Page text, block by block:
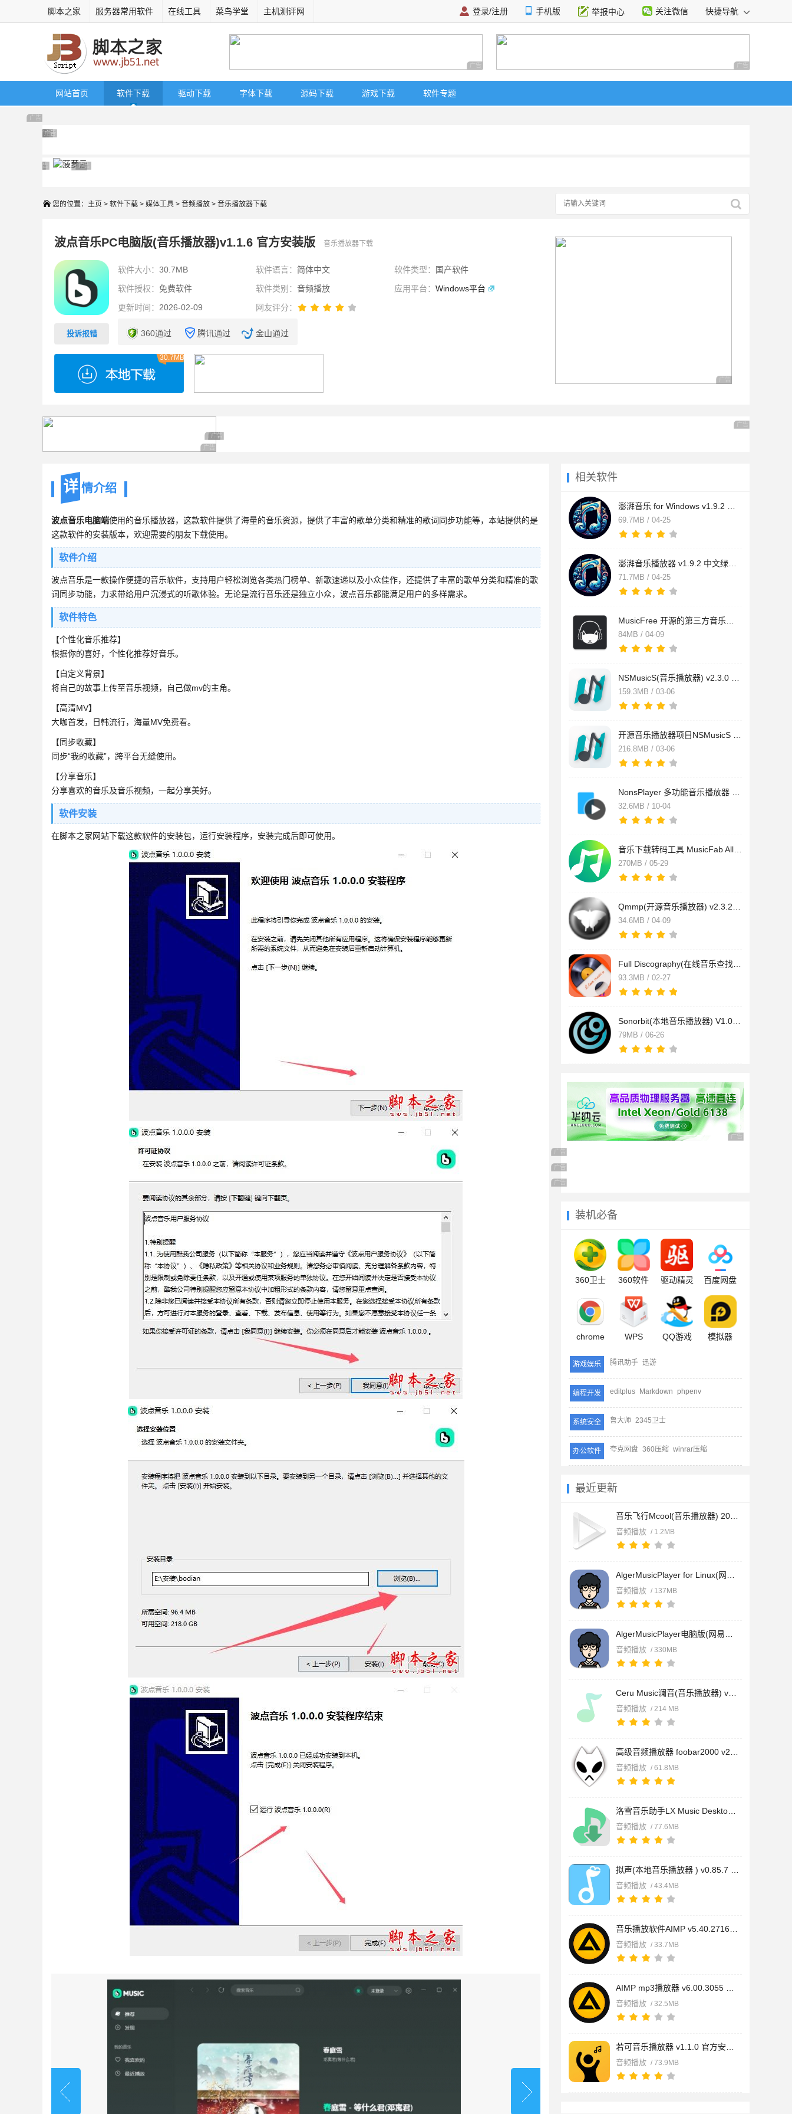
脚本之家 服务器常用软件 在线工具 菜鸟学堂 主机测评网 登录/注册 手机版 举报中心 关注微信 快捷导航
广告 商业广告，理性选择 广告 商业广告，理
网站首页 软件下载 驱动下载 字体下载 源码下载 游戏下载 软件专题
广告 商业广告，理性选择
广告 商业广告，理性选择
广告 商业广告，理性选择
广告 商业广告，理性选择
广告 商业广告，理性选择
广告 商业广告，理性选择
广告 商业广告，理性选择
广告 商业广告，理性选择
广告 商业广告，理性选择广告 商业广告，理性选择
广告 商业广告，理性选择
您的位置： 主页 > 软件下载 > 媒体工具 > 音频播放 > 音乐播放器下载
波点音乐PC电脑版(音乐播放器)v1.1.6 官方安装版 音乐播放器下载
投诉报错
软件大小： 30.7MB 软件语言： 简体中文 软件类型：
国产软件
软件授权： 免费软件 软件类别：音频播放 应用平台： Windows平台
更新时间： 2026-02-09 网友评分：
360通过 腾讯通过 金山通过
30.7MB
广告 商业广告，理性选择
广告 商业广告，理性选择
广告 商业广告，理性选择
广告 商业广告，理性选择
广告 商业广告，理
相关软件
69.7MB / 04-25
71.7MB / 04-25
84MB / 04-09
159.3MB / 03-06
216.8MB / 03-06
32.6MB / 10-04
270MB / 05-29
34.6MB / 04-09
93.3MB / 02-27
79MB / 06-26
广告 商业广告，理性
广告 商业广告，理性选择
广告 商业广告，理性选择
广告 商业广告，理性选择
装机必备
360卫士 360软件 驱动精灵 百度网盘
chrome WPS QQ游戏 模拟器
游戏娱乐 腾讯助手 迅游
编程开发 editplus Markdown phpenv
系统安全 鲁大师 2345卫士
办公软件 夸克网盘 360压缩 winrar压缩
最近更新
音频播放 / 1.2MB
音频播放 / 137MB
音频播放 / 330MB
音频播放 / 214 MB
音频播放 / 61.8MB
音频播放 / 77.6MB
音频播放 / 43.4MB
音频播放 / 33.7MB
音频播放 / 32.5MB
音频播放 / 73.9MB
详 情介绍
波点音乐电脑端使用的音乐播放器，这款软件提供了海量的音乐资源，提供了丰富的歌单分类和精准的歌词同步功能等，本站提供的是
这款软件的安装版本，欢迎需要的朋友下载使用。
软件介绍
波点音乐是一款操作便捷的音乐软件，支持用户轻松浏览各类热门榜单、新歌速递以及小众佳作，还提供了丰富的歌单分类和精准的歌
词同步功能，力求带给用户沉浸式的听歌体验。无论是流行音乐还是独立小众，波点音乐都能满足用户的多样需求。
软件特色
【个性化音乐推荐】
根据你的喜好，个性化推荐好音乐。
【自定义背景】
将自己的故事上传至音乐视频，自己做mv的主角。
【高清MV】
大咖首发，日韩流行，海量MV免费看。
【同步收藏】
同步“我的收藏”，跨平台无缝使用。
【分享音乐】
分享喜欢的音乐及音乐视频，一起分享美好。
软件安装
在脚本之家网站下载这款软件的安装包，运行安装程序，安装完成后即可使用。